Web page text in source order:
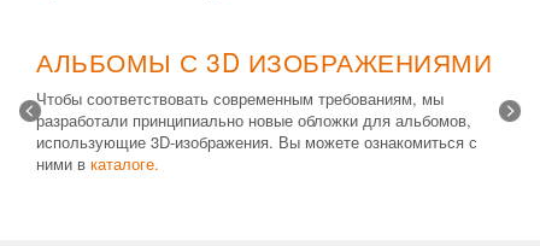
АЛЬБОМЫ С 3D ИЗОБРАЖЕНИЯМИ
Чтобы соответствовать современным требованиям, мы
разработали принципиально новые обложки для альбомов,
использующие 3D-изображения. Вы можете ознакомиться с
ними в каталоге.